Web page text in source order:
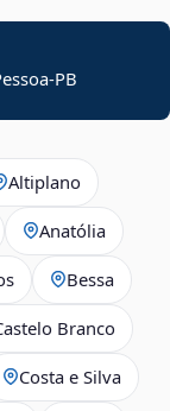
PB
Altiplano
Anatólia
Bessa
Branco
Costa e Silva